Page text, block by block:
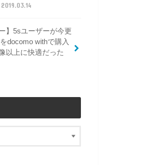
2019.03.14
】5sユーザーが今更
docomo withで購入
以上に快適だった